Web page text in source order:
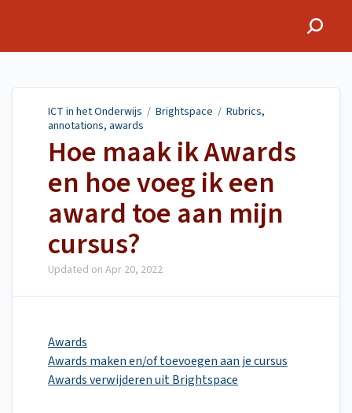
ICT in het Onderwijs / Brightspace / Rubrics,
annotations, awards
Hoe maak ik Awards
en hoe voeg ik een
award toe aan mijn
cursus?
Updated on Apr 20, 2022
Awards
Awards maken en/of toevoegen aan je cursus
Awards verwijderen uit Brightspace